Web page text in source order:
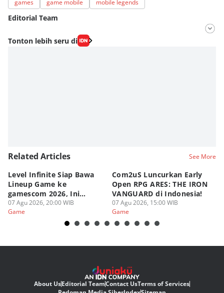
games game mobile mobile legends
Editorial Team
Editor
Antonius Putu Satria
Tonton lebih seru di
Related Articles See More
Level Infinite Siap Bawa
Lineup Game ke
gamescom 2026, Ini
Judulnya!
07 Agu 2026, 20:00 WIB
Game
Com2uS Luncurkan Early
Open RPG ARES: THE IRON
VANGUARD di Indonesia!
07 Agu 2026, 15:00 WIB
Game
About UsEditorial TeamContact UsTerms of Services